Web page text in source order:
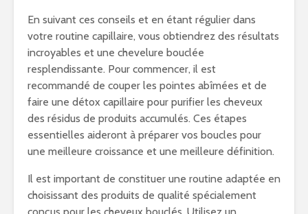
En suivant ces conseils et en étant régulier dans
votre routine capillaire, vous obtiendrez des résultats
incroyables et une chevelure bouclée
resplendissante. Pour commencer, il est
recommandé de couper les pointes abîmées et de
faire une détox capillaire pour purifier les cheveux
des résidus de produits accumulés. Ces étapes
essentielles aideront à préparer vos boucles pour
une meilleure croissance et une meilleure définition.
Il est important de constituer une routine adaptée en
choisissant des produits de qualité spécialement